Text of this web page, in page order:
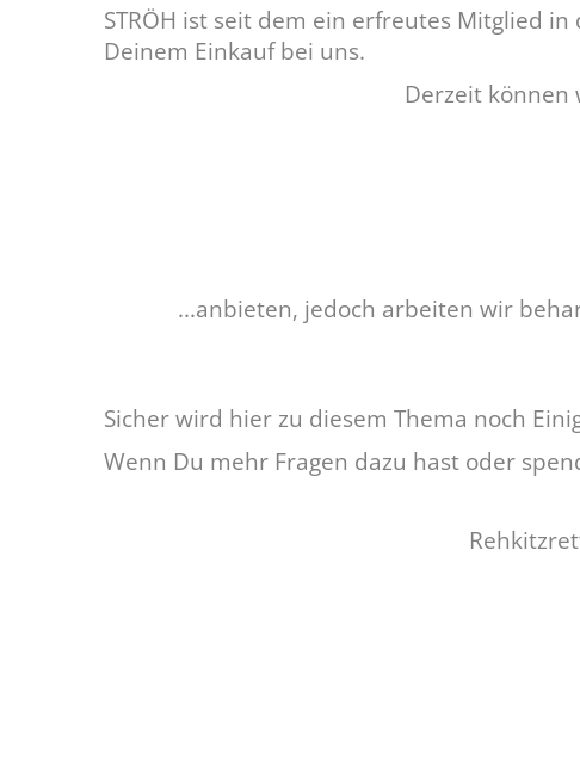
STRÖH ist seit dem ein erfreutes Mitglied
Deinem Einkauf bei uns.
Derzeit können
...anbieten, jedoch arbeiten wir
Sicher wird hier zu diesem Thema noch
Wenn Du mehr Fragen dazu hast oder